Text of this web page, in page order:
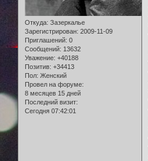
Откуда: Зазеркалье
Зарегистрирован: 2009-11-09
Приглашений: 0
Сообщений: 13632
Уважение: +40188
Позитив: +34413
Пол: Женский
Провел на форуме:
8 месяцев 15 дней
Последний визит:
Сегодня 07:42:01